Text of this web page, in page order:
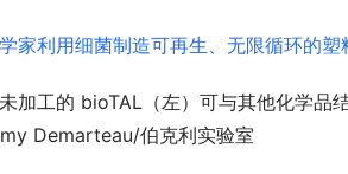
未加工的 bioTAL（左）可与其他化学品
Demarteau/伯克利实验室